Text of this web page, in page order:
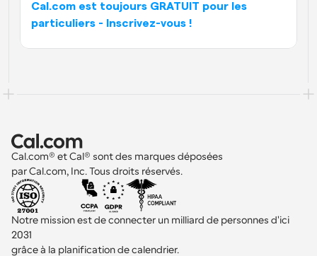
Cal.com est toujours GRATUIT pour les
particuliers - Inscrivez-vous !
Cal.com® et Cal® sont des marques déposées
par Cal.com, Inc. Tous droits réservés.
Notre mission est de connecter un milliard de personnes d'ici
2031
grâce à la planification de calendrier.